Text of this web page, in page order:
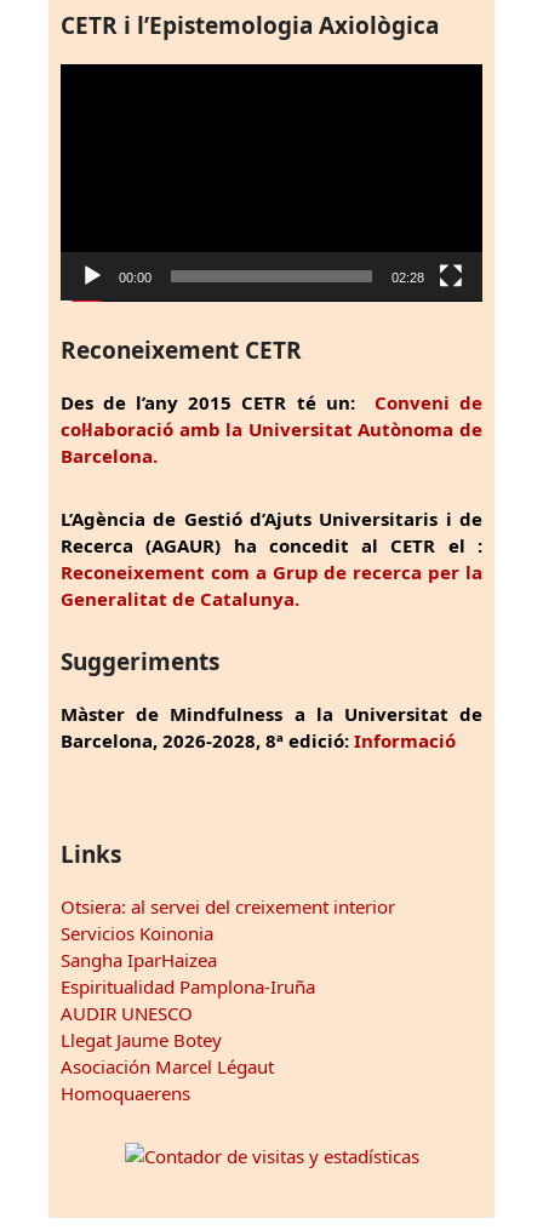
CETR i l’Epistemologia Axiològica
00:00 02:28
Reconeixement CETR
Des de l’any 2015 CETR té un: Conveni de
col·laboració amb la Universitat Autònoma de
Barcelona.
L’Agència de Gestió d’Ajuts Universitaris i de
Recerca (AGAUR) ha concedit al CETR el :
Reconeixement com a Grup de recerca per la
Generalitat de Catalunya.
Suggeriments
Màster de Mindfulness a la Universitat de
Barcelona, 2026-2028, 8ª edició: Informació
Links
Otsiera: al servei del creixement interior
Servicios Koinonia
Sangha IparHaizea
Espiritualidad Pamplona-Iruña
AUDIR UNESCO
Llegat Jaume Botey
Asociación Marcel Légaut
Homoquaerens